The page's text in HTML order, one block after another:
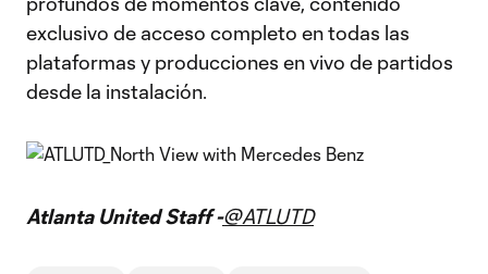
exclusivo de acceso completo en todas las
plataformas y producciones en vivo de partidos
desde la instalación.
Atlanta United Staff -@ATLUTD